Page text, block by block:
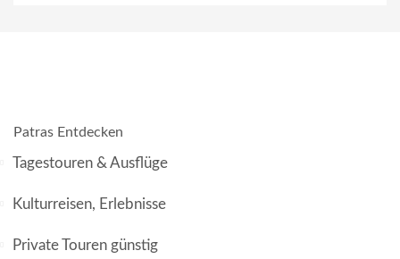
Patras Entdecken
Tagestouren & Ausflüge
Kulturreisen, Erlebnisse
Private Touren günstig